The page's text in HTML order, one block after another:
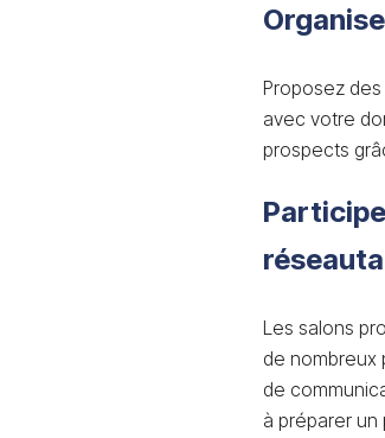
Proposez
avec votre
prospects
Les salons
de nombreux
de
à préparer